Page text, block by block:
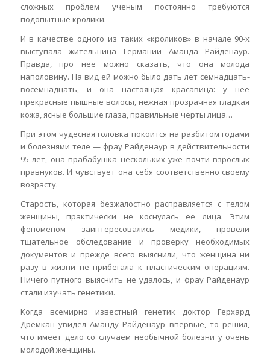
сложных проблем ученым постоянно требуются
подопытные кролики.
И в качестве одного из таких «кроликов» в начале 90-х
выступала жительница Германии Аманда Райденаур.
Правда, про нее можно сказать, что она молода
наполовину. На вид ей можно было дать лет семнадцать-
восемнадцать, и она настоящая красавица: у нее
прекрасные пышные волосы, нежная прозрачная гладкая
кожа, ясные большие глаза, правильные черты лица…
При этом чудесная головка покоится на разбитом годами
и болезнями теле — фрау Райденаур в действительности
95 лет, она прабабушка нескольких уже почти взрослых
правнуков. И чувствует она себя соответственно своему
возрасту.
Старость, которая безжалостно расправляется с телом
женщины, практически не коснулась ее лица. Этим
феноменом заинтересовались медики, провели
тщательное обследование и проверку необходимых
документов и прежде всего выяснили, что женщина ни
разу в жизни не прибегала к пластическим операциям.
Ничего путного выяснить не удалось, и фрау Райденаур
стали изучать генетики.
Когда всемирно известный генетик доктор Герхард
Дремкан увидел Аманду Райденаур впервые, то решил,
что имеет дело со случаем необычной болезни у очень
молодой женщины.